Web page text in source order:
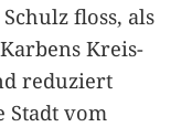
floss, als
Kreis-
reduziert
Stadt vom